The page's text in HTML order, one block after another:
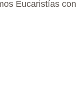
Eucaristías con